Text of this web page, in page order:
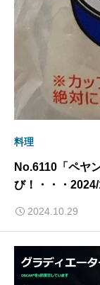
料理
No.6110「ペヤ
び！・・・
2024.10.29